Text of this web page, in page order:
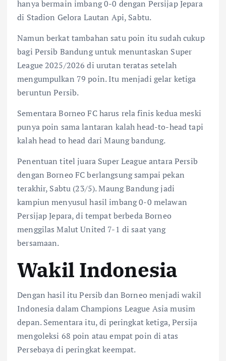
hanya bermain imbang 0-0 dengan Persijap Jepara
di Stadion Gelora Lautan Api, Sabtu.
Namun berkat tambahan satu poin itu sudah cukup
bagi Persib Bandung untuk menuntaskan Super
League 2025/2026 di urutan teratas setelah
mengumpulkan 79 poin. Itu menjadi gelar ketiga
beruntun Persib.
Sementara Borneo FC harus rela finis kedua meski
punya poin sama lantaran kalah head-to-head tapi
kalah head to head dari Maung bandung.
Penentuan titel juara Super League antara Persib
dengan Borneo FC berlangsung sampai pekan
terakhir, Sabtu (23/5). Maung Bandung jadi
kampiun menyusul hasil imbang 0-0 melawan
Persijap Jepara, di tempat berbeda Borneo
menggilas Malut United 7-1 di saat yang
bersamaan.
Wakil Indonesia
Dengan hasil itu Persib dan Borneo menjadi wakil
Indonesia dalam Champions League Asia musim
depan. Sementara itu, di peringkat ketiga, Persija
mengoleksi 68 poin atau empat poin di atas
Persebaya di peringkat keempat.